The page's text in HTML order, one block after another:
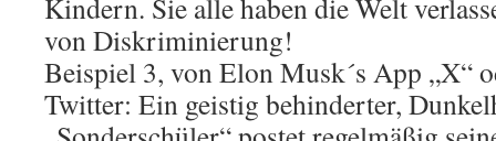
Kindern. Sie alle haben die Welt
von Diskriminierung!
Beispiel 3, von Elon Musk´s App „X“
Twitter: Ein geistig behinderter,